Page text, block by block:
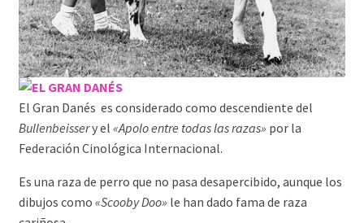
El Gran Danés es considerado como descendiente del
Bullenbeissery el «Apolo entre todas las razas» por la
Federación Cinológica Internacional.
Es una raza de perro que no pasa desapercibido, aunque los
dibujos como «Scooby Doo» le han dado fama de raza